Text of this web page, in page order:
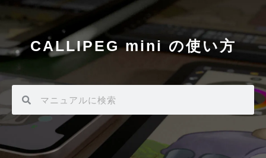
CALLIPEG mini の使い方